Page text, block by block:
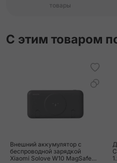
товары
С этим товаром
Внешний аккумулятор с
беспроводной зарядкой
Xiaomi Solove W10 MagSafe